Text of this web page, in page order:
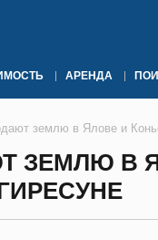
АРЕНДА
землю в Ялове и
ЗЕМЛЮ В